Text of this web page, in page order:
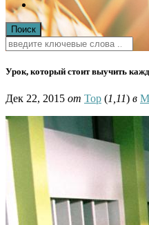
Урок, который стоит выучить
Дек 22, 2015 от Тор (1,11) в